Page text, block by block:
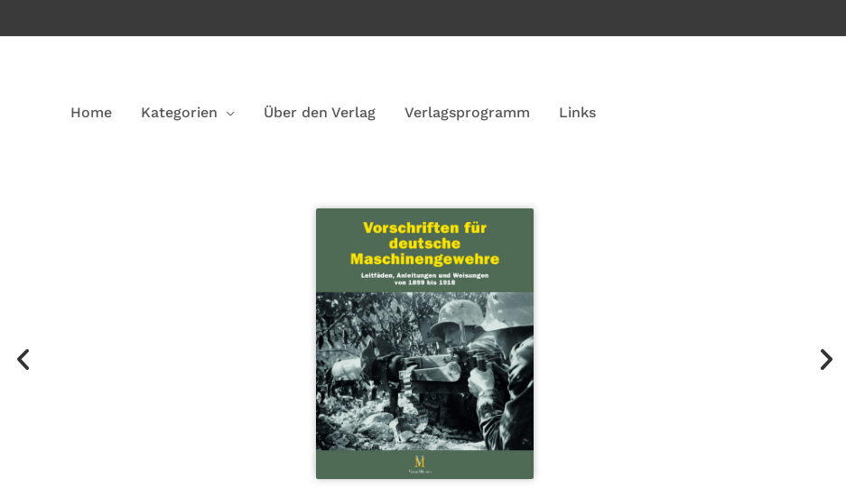
Home Kategorien Über den Verlag Verlagsprogramm Links